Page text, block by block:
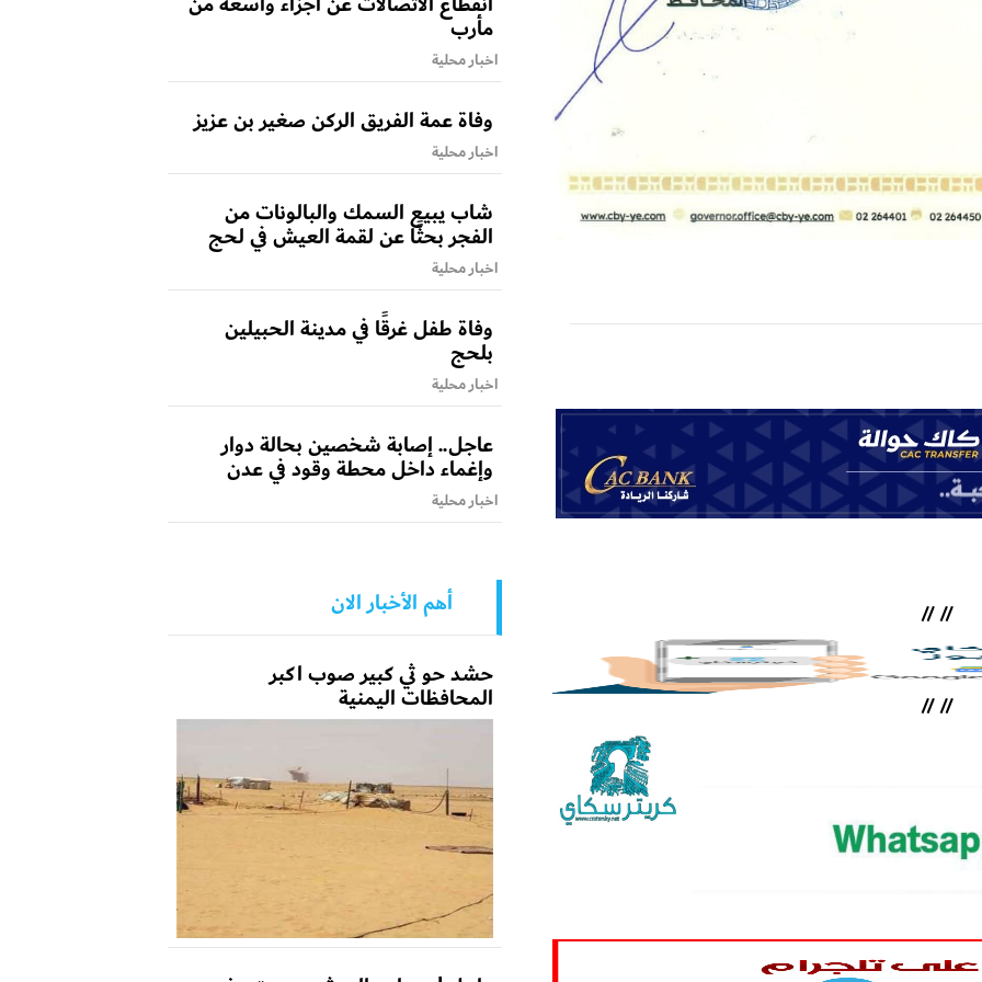
//
//
//
//
مأرب
اخبار محلية
وفاة عمة الفريق الركن صغير بن عزيز
اخبار محلية
شاب يبيع السمك والبالونات من
الفجر بحثًا عن لقمة العيش في لحج
اخبار محلية
وفاة طفل غرقًا في مدينة الحبيلين
بلحج
اخبار محلية
عاجل.. إصابة شخصين بحالة دوار
وإغماء داخل محطة وقود في عدن
اخبار محلية
أهم الأخبار الان
حشد حو ثي كبير صوب اكبر
المحافظات اليمنية